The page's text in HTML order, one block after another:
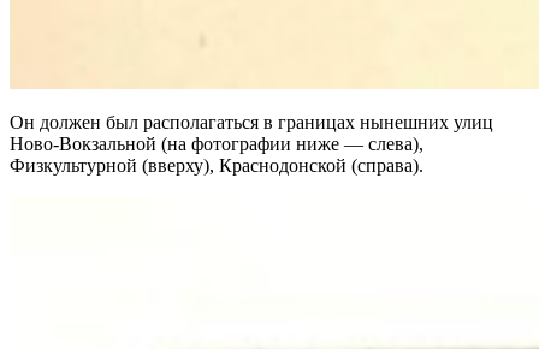
Он должен был располагаться в границах нынешних улиц
Ново-Вокзальной (на фотографии ниже — слева),
Физкультурной (вверху), Краснодонской (справа).